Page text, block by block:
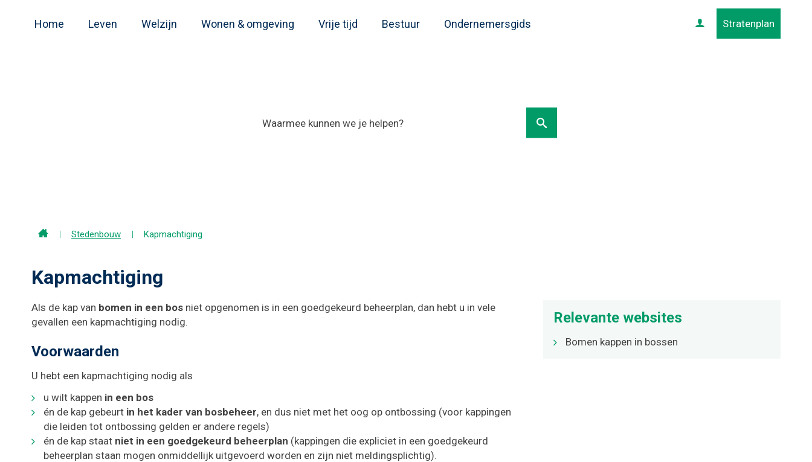
Home Leven Welzijn Wonen & omgeving Vrije tijd Bestuur Ondernemersgids
Stratenplan
Profiel
HomeStedenbouw Kapmachtiging
Kapmachtiging
Als de kap van bomen in een bos niet opgenomen is in een goedgekeurd beheerplan, dan hebt u in vele
gevallen een kapmachtiging nodig.
Voorwaarden
U hebt een kapmachtiging nodig als
u wilt kappen in een bos
én de kap gebeurt in het kader van bosbeheer, en dus niet met het oog op ontbossing (voor kappingen
die leiden tot ontbossing gelden er andere regels)
én de kap staat niet in een goedgekeurd beheerplan (kappingen die expliciet in een goedgekeurd
beheerplan staan mogen onmiddellijk uitgevoerd worden en zijn niet meldingsplichtig).
Relevante websites
Bomen kappen in bossen